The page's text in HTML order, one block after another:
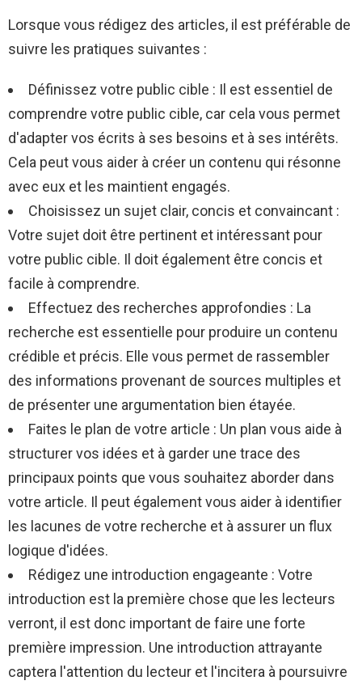
Lorsque vous rédigez des articles, il est préférable de
suivre les pratiques suivantes :
Définissez votre public cible : Il est essentiel de
comprendre votre public cible, car cela vous permet
d'adapter vos écrits à ses besoins et à ses intérêts.
Cela peut vous aider à créer un contenu qui résonne
avec eux et les maintient engagés.
Choisissez un sujet clair, concis et convaincant :
Votre sujet doit être pertinent et intéressant pour
votre public cible. Il doit également être concis et
facile à comprendre.
Effectuez des recherches approfondies : La
recherche est essentielle pour produire un contenu
crédible et précis. Elle vous permet de rassembler
des informations provenant de sources multiples et
de présenter une argumentation bien étayée.
Faites le plan de votre article : Un plan vous aide à
structurer vos idées et à garder une trace des
principaux points que vous souhaitez aborder dans
votre article. Il peut également vous aider à identifier
les lacunes de votre recherche et à assurer un flux
logique d'idées.
Rédigez une introduction engageante : Votre
introduction est la première chose que les lecteurs
verront, il est donc important de faire une forte
première impression. Une introduction attrayante
captera l'attention du lecteur et l'incitera à poursuivre